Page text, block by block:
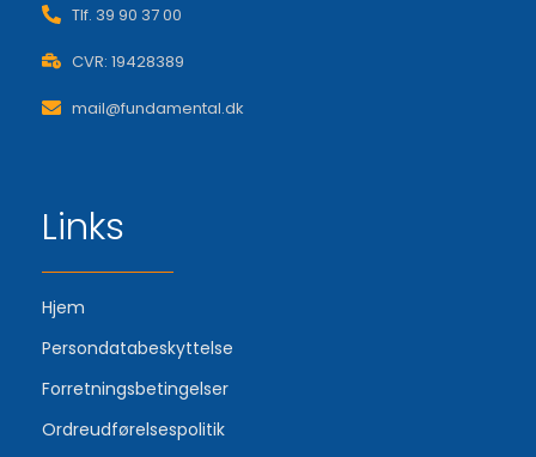
Tlf. 39 90 37 00
CVR: 19428389
mail@fundamental.dk
Links
Hjem
Persondatabeskyttelse
Forretningsbetingelser
Ordreudførelsespolitik